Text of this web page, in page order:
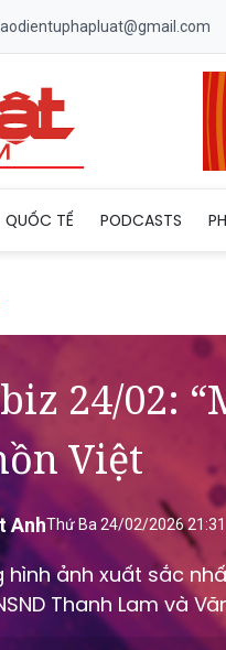
QUỐC TẾ PODCASTS
24/02:
Việt
AnhThứ Ba 24/02/2026
ảnh xuất sắc
Thanh Lam và